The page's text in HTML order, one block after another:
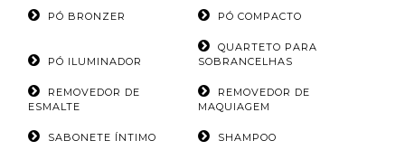
PÓ BRONZER PÓ COMPACTO
PÓ ILUMINADOR
QUARTETO PARA
SOBRANCELHAS
REMOVEDOR DE
ESMALTE
REMOVEDOR DE
MAQUIAGEM
SABONETE ÍNTIMO SHAMPOO